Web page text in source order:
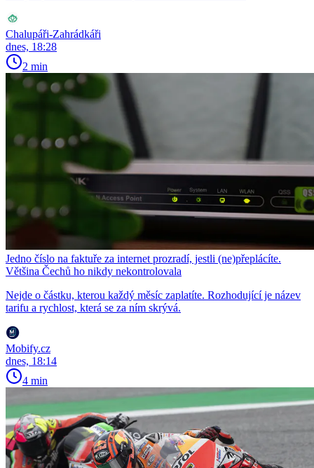
Chalupáři-Zahrádkáři
dnes, 18:28
2 min
Jedno číslo na faktuře za internet prozradí, jestli (ne)přeplácíte.
Většina Čechů ho nikdy nekontrolovala
Nejde o částku, kterou každý měsíc zaplatíte. Rozhodující je název
tarifu a rychlost, která se za ním skrývá.
Mobify.cz
dnes, 18:14
4 min